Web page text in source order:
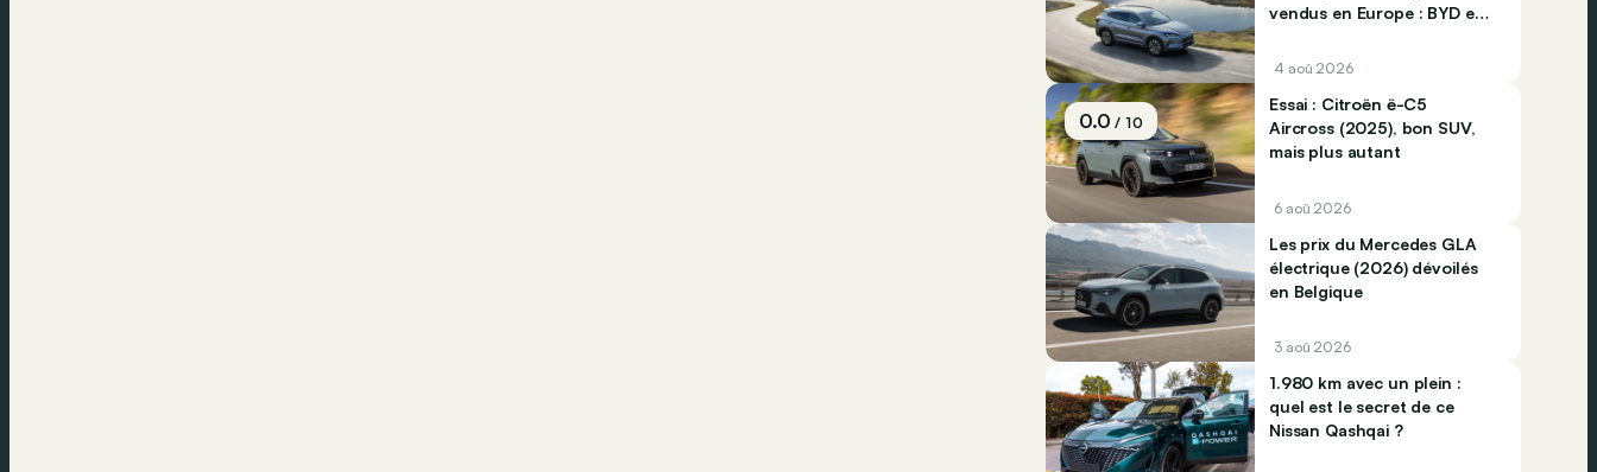
vendus en Europe : BYD et
4 aoû 2026
0.0/ 10
Essai : Citroën ë-C5
Aircross (2025), bon SUV,
mais plus autant
6 aoû 2026
Les prix du Mercedes GLA
électrique (2026) dévoilés
en Belgique
3 aoû 2026
1.980 km avec un plein :
quel est le secret de ce
Nissan Qashqai ?